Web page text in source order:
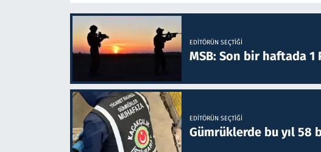
EDITÖRÜN SEÇTIĞI
MSB: Son bir haftada
EDITÖRÜN SEÇTIĞI
Gümrüklerde bu yıl 58